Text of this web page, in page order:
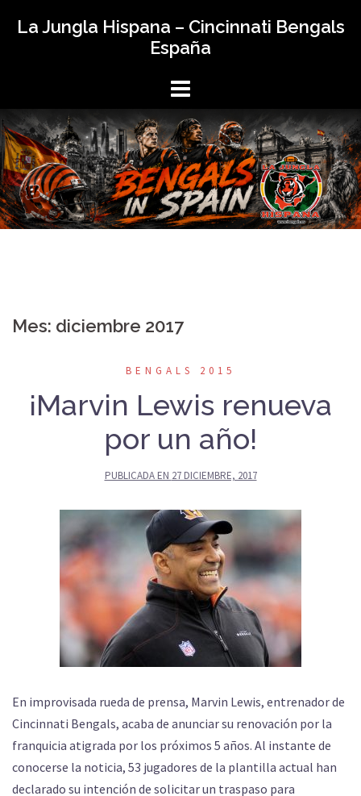
La Jungla Hispana – Cincinnati Bengals
España
Mes: diciembre 2017
BENGALS 2015
¡Marvin Lewis renueva
por un año!
PUBLICADA EN 27 DICIEMBRE, 2017
En improvisada rueda de prensa, Marvin Lewis, entrenador de
Cincinnati Bengals, acaba de anunciar su renovación por la
franquicia atigrada por los próximos 5 años. Al instante de
conocerse la noticia, 53 jugadores de la plantilla actual han
declarado su intención de solicitar un traspaso para